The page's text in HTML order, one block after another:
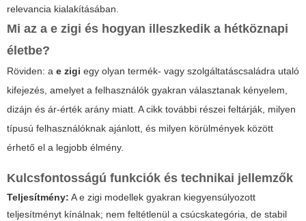
relevancia kialakításában.
Mi az a e zigi és hogyan illeszkedik a hétköznapi
életbe?
Röviden: a e zigi egy olyan termék- vagy szolgáltatáscsaládra utaló
kifejezés, amelyet a felhasználók gyakran választanak kényelem,
dizájn és ár-érték arány miatt. A cikk további részei feltárják, milyen
típusú felhasználóknak ajánlott, és milyen körülmények között
érhető el a legjobb élmény.
Kulcsfontosságú funkciók és technikai jellemzők
Teljesítmény: Ae zigi modellek gyakran kiegyensúlyozott
teljesítményt kínálnak; nem feltétlenül a csúcskategória, de stabil